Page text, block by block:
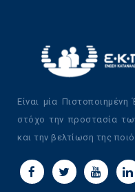
Είναι μία
στόχο την προστασία
και την βελτίωση της